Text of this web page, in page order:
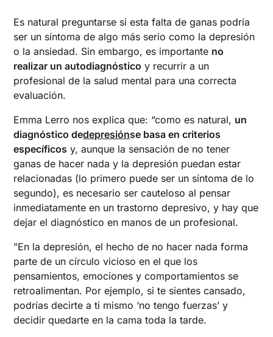
Es natural preguntarse si esta falta de ganas podría
ser un síntoma de algo más serio como la depresión
o la ansiedad. Sin embargo, es importante no
realizar un autodiagnóstico y recurrir a un
profesional de la salud mental para una correcta
evaluación.
Emma Lerro nos explica que: “como es natural, un
diagnóstico dedepresiónse basa en criterios
específicos y, aunque la sensación de no tener
ganas de hacer nada y la depresión puedan estar
relacionadas (lo primero puede ser un síntoma de lo
segundo), es necesario ser cauteloso al pensar
inmediatamente en un trastorno depresivo, y hay que
dejar el diagnóstico en manos de un profesional.
”En la depresión, el hecho de no hacer nada forma
parte de un círculo vicioso en el que los
pensamientos, emociones y comportamientos se
retroalimentan. Por ejemplo, si te sientes cansado,
podrías decirte a ti mismo ‘no tengo fuerzas’ y
decidir quedarte en la cama toda la tarde.